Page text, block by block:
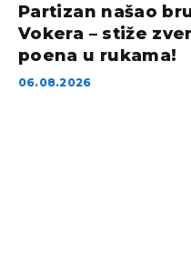
Partizan našao
Vokera – stiže
poena u rukama!
06.08.2026